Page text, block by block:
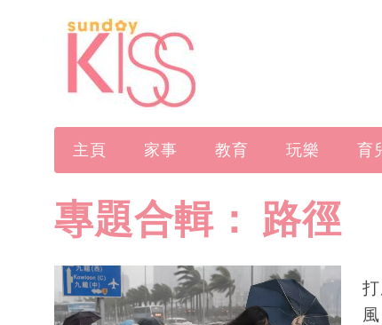
主頁 家事 教育 玩樂 育
專題合輯： 路徑